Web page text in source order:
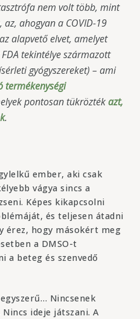
nem volt több, mint
az, ahogyan a COVID-19
alapvető elvet, amelyet
tekintélye származott
gyógyszereket) – ami
termékenységi
pontosan tükröztékazt,
.
ember, aki csak
vágya sincs a
Képes kikapcsolni
és teljesen átadni
érez, hogy másokért meg
a DMSO-t
a beteg és szenvedő
Nincsenek
ideje játszani. A